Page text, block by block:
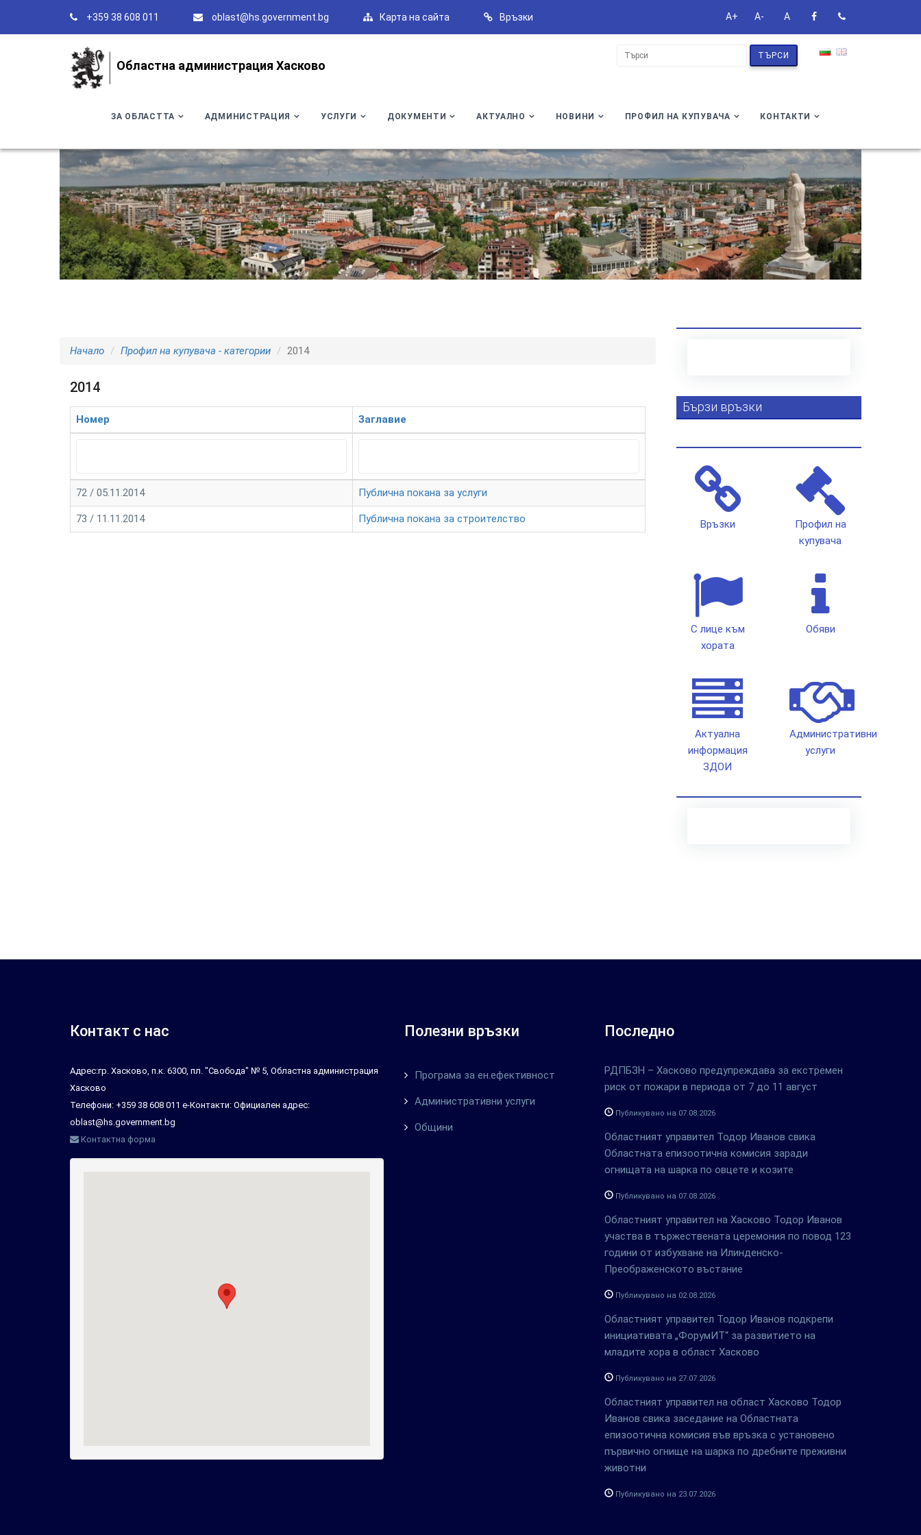
+359 38 608 011 oblast@hs.government.bg Карта на сайта Връзки A+ A- A
Областна администрация Хасково
ТЪРСИ
ЗА ОБЛАСТТА АДМИНИСТРАЦИЯ УСЛУГИ ДОКУМЕНТИ АКТУАЛНО НОВИНИ ПРОФИЛ НА КУПУВАЧА КОНТАКТИ
Начало Профил на купувача - категории 2014
2014
Номер Заглавие
72 / 05.11.2014 Публична покана за услуги
73 / 11.11.2014 Публична покана за строителство
Бързи връзки
Връзки
Профил на
купувача
С лице към
хората
Обяви
Актуална
информация
ЗДОИ
Административни
услуги
Контакт с нас
Адрес:гр. Хасково, п.к. 6300, пл. "Свобода" № 5, Областна администрация
Хасково
Телефони: +359 38 608 011 е-Контакти: Официален адрес:
oblast@hs.government.bg
Контактна форма
Полезни връзки
Програма за ен.ефективност
Административни услуги
Общини
Последно
РДПБЗН – Хасково предупреждава за екстремен
риск от пожари в периода от 7 до 11 август
Публикувано на 07.08.2026
Областният управител Тодор Иванов свика
Областната епизоотична комисия заради
огнищата на шарка по овцете и козите
Публикувано на 07.08.2026
Областният управител на Хасково Тодор Иванов
участва в тържествената церемония по повод 123
години от избухване на Илинденско-
Преображенското въстание
Публикувано на 02.08.2026
Областният управител Тодор Иванов подкрепи
инициативата „ФорумИТ“ за развитието на
младите хора в област Хасково
Публикувано на 27.07.2026
Областният управител на област Хасково Тодор
Иванов свика заседание на Областната
епизоотична комисия във връзка с установено
първично огнище на шарка по дребните преживни
животни
Публикувано на 23.07.2026